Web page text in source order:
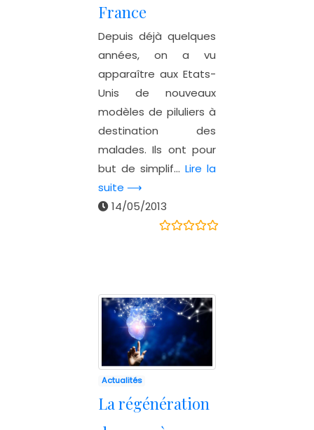
France
Depuis déjà quelques
années, on a vu
apparaître aux Etats-
Unis de nouveaux
modèles de piluliers à
destination des
malades. Ils ont pour
but de simplif... Lire la
suite ⟶
14/05/2013
Actualités
La régénération